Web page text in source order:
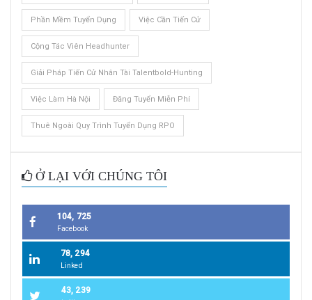
Phần Mềm Tuyển Dụng Việc Cần Tiến Cử
Cộng Tác Viên Headhunter
Giải Pháp Tiến Cử Nhân Tài Talentbold-Hunting
Việc Làm Hà Nội Đăng Tuyển Miễn Phí
Thuê Ngoài Quy Trình Tuyển Dụng RPO
Ở LẠI VỚI CHÚNG TÔI
104, 725
Facebook
78, 294
Linked
43, 239